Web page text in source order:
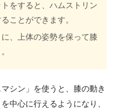
をすると、ハムストリン
ことができます。
、上体の姿勢を保って膝
シン」を使うと、膝の動き
中心に行えるようになり、